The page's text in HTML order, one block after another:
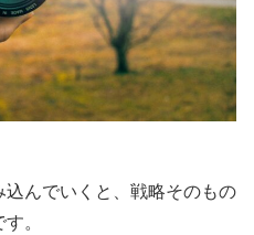
んでいくと、戦略そのもの
。